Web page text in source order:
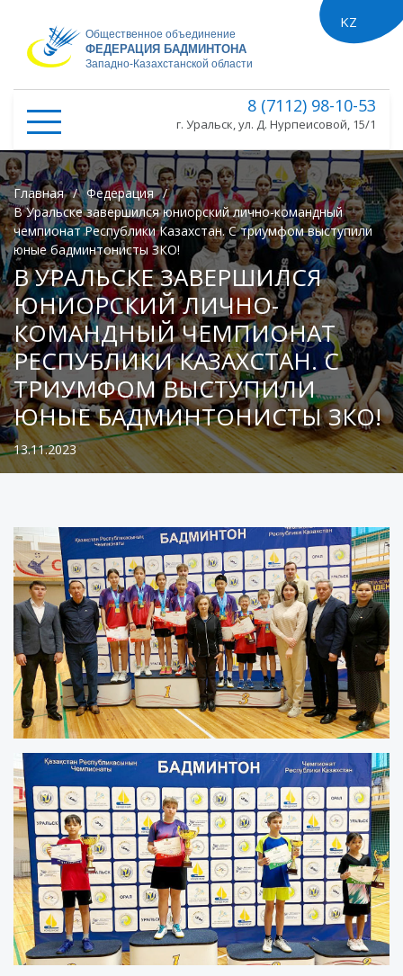
Общественное объединение
ФЕДЕРАЦИЯ БАДМИНТОНА
Западно-Казахстанской области
ru
KZ
8 (7112) 98-10-53
г. Уральск, ул. Д. Нурпеисовой, 15/1
Главная / Федерация /
В Уральске завершился юниорский лично-командный
чемпионат Республики Казахстан. С триумфом выступили
юные бадминтонисты ЗКО!
В УРАЛЬСКЕ ЗАВЕРШИЛСЯ
ЮНИОРСКИЙ ЛИЧНО-
КОМАНДНЫЙ ЧЕМПИОНАТ
РЕСПУБЛИКИ КАЗАХСТАН. С
ТРИУМФОМ ВЫСТУПИЛИ
ЮНЫЕ БАДМИНТОНИСТЫ ЗКО!
13.11.2023